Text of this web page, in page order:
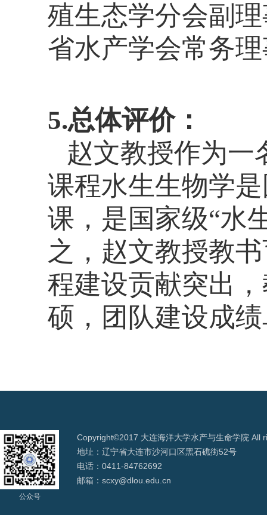
殖生态学分会副
省水产学会常务
5.总体评价：
赵文教授作为一
课程水生生物学
课，是国家级“水
之，赵文教授教
程建设贡献突出
硕，团队建设成
公众号
Copyright©2017 大连海洋大学水产与生命学院 All
地址：辽宁省大连市沙河口区黑石礁街52号
电话：0411-84762692
邮箱：scxy@dlou.edu.cn